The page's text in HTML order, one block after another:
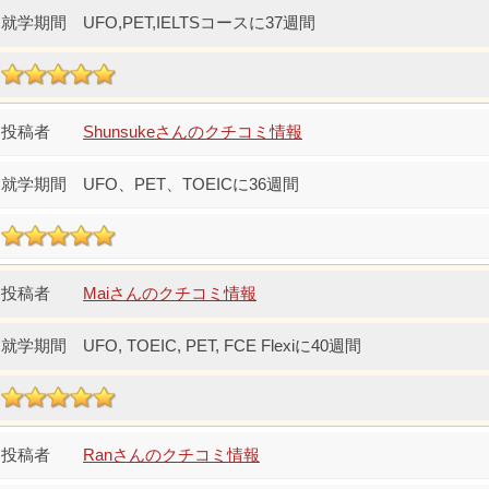
UFO,PET,IELTSコースに37週間
Shunsukeさんのクチコミ情報
UFO、PET、TOEICに36週間
Maiさんのクチコミ情報
UFO, TOEIC, PET, FCE Flexiに40週間
Ranさんのクチコミ情報